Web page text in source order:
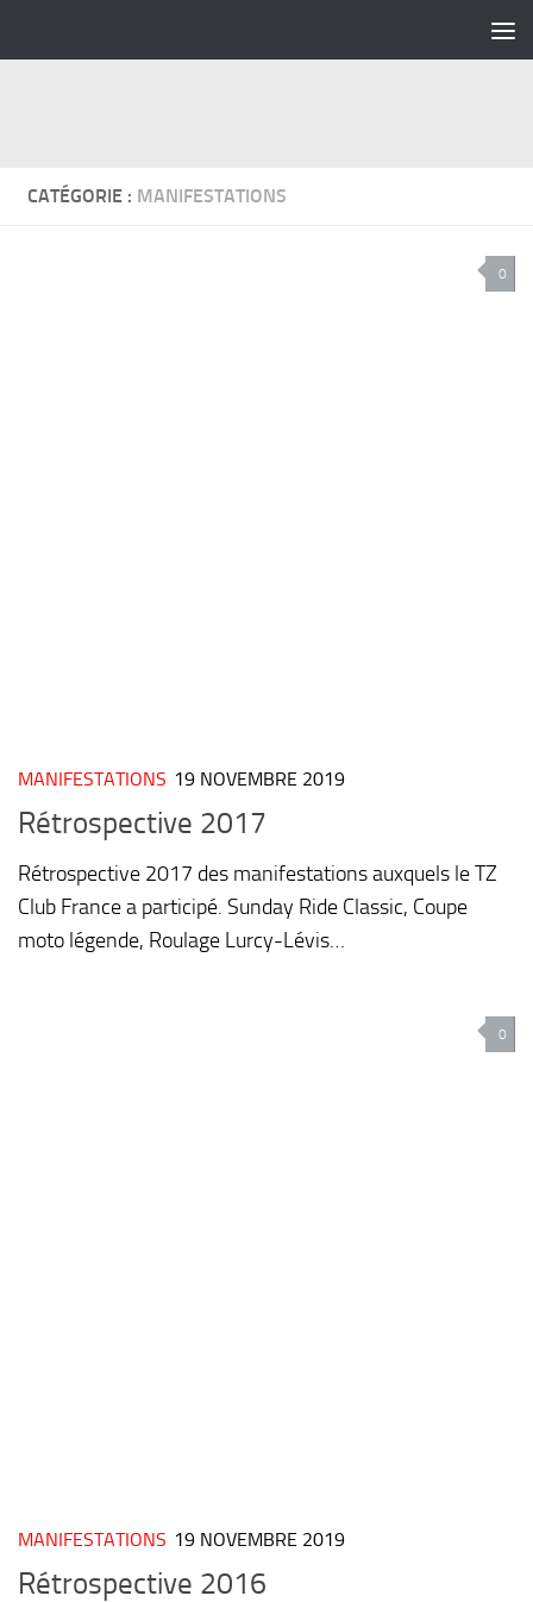
CATÉGORIE : MANIFESTATIONS
0
MANIFESTATIONS 19 NOVEMBRE 2019
Rétrospective 2017
Rétrospective 2017 des manifestations auxquels le TZ
Club France a participé. Sunday Ride Classic, Coupe
moto légende, Roulage Lurcy-Lévis…
0
MANIFESTATIONS 19 NOVEMBRE 2019
Rétrospective 2016